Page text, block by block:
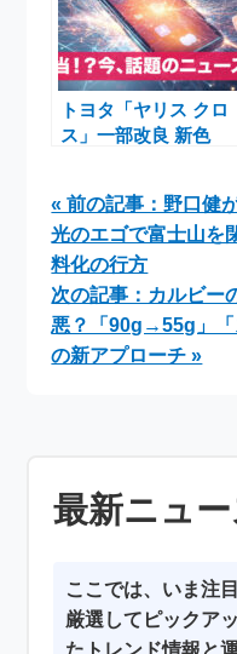
トヨタ「ヤリス クロ
ス」一部改良 新色
イで進化
« 前の記事：野口健
光のエゴで富士山を
料化の行方
次の記事：カルビー
悪？「90g→55g」「
の新アプローチ »
最新ニュー
ここでは、いま注
厳選してピックア
たトレンド情報と